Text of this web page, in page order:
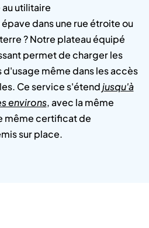
utilitaire
épave dans une rue étroite ou
? Notre plateau équipé
permet de charger les
d'usage même dans les accès
Ce service s'étendjusqu'à
environs, avec la même
même certificat de
sur place.